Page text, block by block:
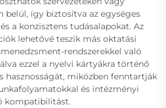
belül, így biztosítva az egységes
a konzisztens tudásalapokat. Az
lehetővé teszik más oktatási
rendszerekkel való
ezzel a nyelvi kártyákra történő
hasznosságát, miközben fenntartják
és intézményi
kompatibilitást.